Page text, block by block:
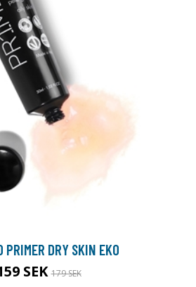
PRIMER DRY SKIN EKO
SEK179 SEK